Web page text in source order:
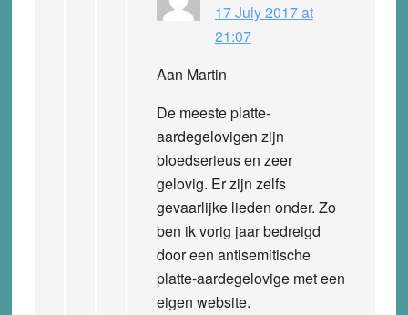
17 July 2017 at
21:07
Aan Martin
De meeste platte-
aardegelovigen zijn
bloedserieus en zeer
gelovig. Er zijn zelfs
gevaarlijke lieden onder. Zo
ben ik vorig jaar bedreigd
door een antisemitische
platte-aardegelovige met een
eigen website.